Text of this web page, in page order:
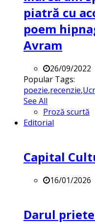
piatră cu
poem
Avram
26/09/2022
Popular Tags:
poezie,recenzie,
See All
Proză scurtă
Editorial
Capital
16/01/2026
Darul